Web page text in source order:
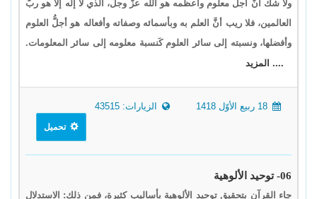
ولا شكَّ أنَّ أجلَّ معلوم وأعظمه هو الله عزَّ وجلَّ، الذي لا إله إلا هو ربُّ
العالمين، فلا ريب أنَّ العلم به وبأسمائه وصفاته وأفعاله هو أجلُّ العلوم
وأفضلها، ونسبته إلى سائر العلوم كَنسبة معلومه إلى سائر المعلومات.
.... المزيد
الزيارات: 43515
تحميل
06- توحيد الألوهية
جاء القرآن بتحقيق توحيد الألوهية بأساليب كثيرة، فمن ذلك: الاستدلال